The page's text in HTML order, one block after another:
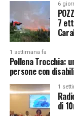
6
7
1 settimana fa
Pollena Trocchia:
persone con
1
di